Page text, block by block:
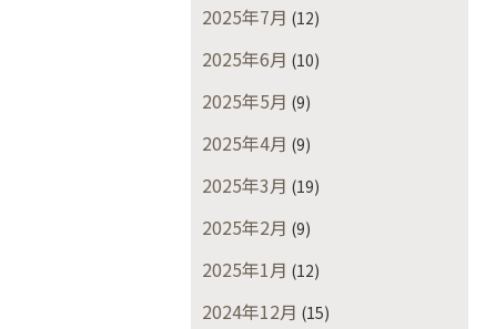
2025年7月 (12)
2025年6月 (10)
2025年5月 (9)
2025年4月 (9)
2025年3月 (19)
2025年2月 (9)
2025年1月 (12)
2024年12月 (15)